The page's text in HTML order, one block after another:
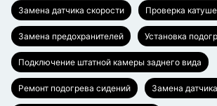
Замена датчика скорости Проверка
Замена предохранителей Установка
Подключение штатной камеры заднего вида
Ремонт подогрева сидений Замена